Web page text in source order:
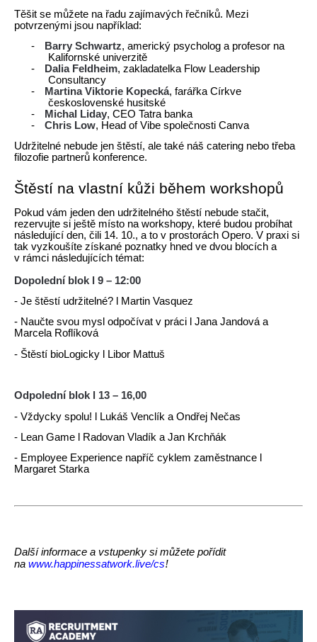
Těšit se můžete na řadu zajímavých řečníků. Mezi
potvrzenými jsou například:
-
Barry Schwartz, americký psycholog a profesor na
Kalifornské univerzitě
-
Dalia Feldheim, zakladatelka Flow Leadership
Consultancy
-
Martina Viktorie Kopecká, farářka Církve
československé husitské
-
Michal Liday, CEO Tatra banka
-
Chris Low, Head of Vibe společnosti Canva
Udržitelné nebude jen štěstí, ale také náš catering nebo třeba
filozofie partnerů konference.
Štěstí na vlastní kůži během workshopů
Pokud vám jeden den udržitelného štěstí nebude stačit,
rezervujte si ještě místo na workshopy, které budou probíhat
následující den, čili 14. 10., a to v prostorách Opero. V praxi si
tak vyzkoušíte získané poznatky hned ve dvou blocích a
v rámci následujících témat:
Dopolední blok l 9 – 12:00
- Je štěstí udržitelné? l Martin Vasquez
- Naučte svou mysl odpočívat v práci l Jana Jandová a
Marcela Roflíková
- Štěstí bioLogicky l Libor Mattuš
Odpolední blok l 13 – 16,00
- Vždycky spolu! l Lukáš Venclík a Ondřej Nečas
- Lean Game l Radovan Vladík a Jan Krchňák
- Employee Experience napříč cyklem zaměstnance l
Margaret Starka
Další informace a vstupenky si můžete pořídit
na www.happinessatwork.live/cs!